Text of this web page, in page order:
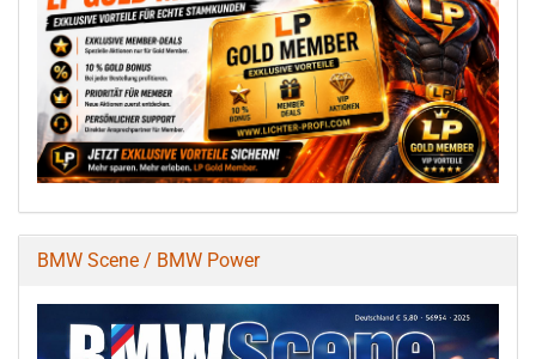
BMW Scene / BMW Power